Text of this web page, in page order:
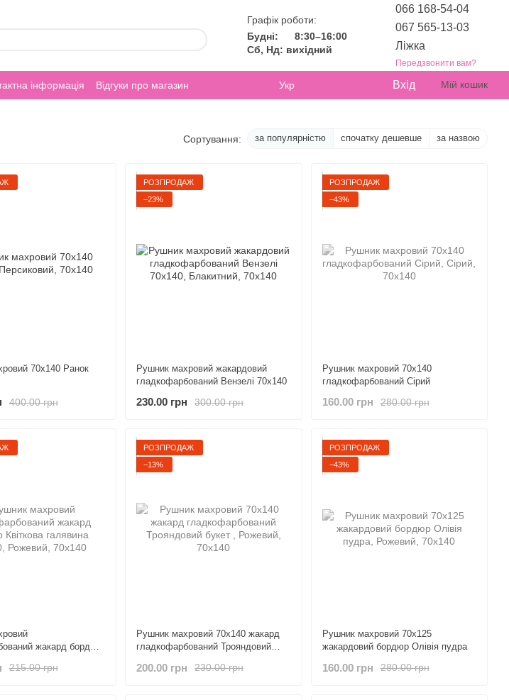
Графік роботи:
Будні:
8:30–16:00
Сб, Нд: вихідний
066 168-54-04
067 565-13-03
Ліжка
Передзвонити вам?
інформація Відгуки про магазин Укр Вхід Мій кошик
Сортування: за популярністю спочатку дешевше за назвою
70х140 Ранок
400.00 грн
РОЗПРОДАЖ
−23%
Рушник махровий жакардовий
гладкофарбований Вензелі 70х140
300.00 грн
230.00 грн
РОЗПРОДАЖ
−43%
Рушник махровий 70х140
гладкофарбований Сірий
280.00 грн
160.00 грн
жакард бордюр
215.00 грн
РОЗПРОДАЖ
−13%
Рушник махровий 70х140 жакард
гладкофарбований Трояндовий
230.00 грн
200.00 грн
РОЗПРОДАЖ
−43%
Рушник махровий 70х125
жакардовий бордюр Олівія пудра
280.00 грн
160.00 грн